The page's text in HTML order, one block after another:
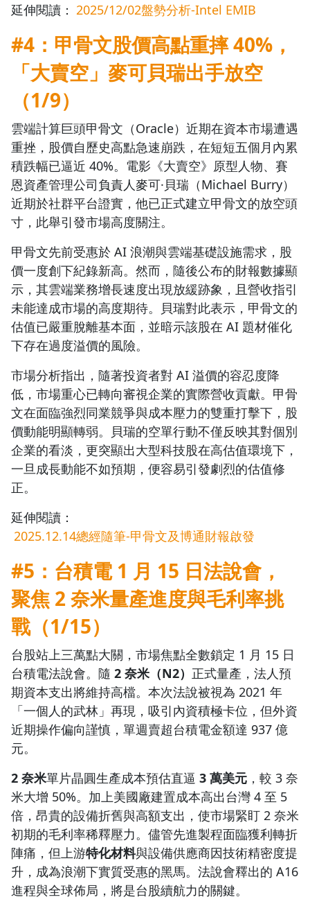
延伸閱讀： 2025/12/02盤勢分析-Intel EMIB
#4：甲骨文股價高點重摔 40%，
「大賣空」麥可貝瑞出手放空
（1/9）
雲端計算巨頭甲骨文（Oracle）近期在資本市場遭遇
重挫，股價自歷史高點急速崩跌，在短短五個月內累
積跌幅已逼近 40%。電影《大賣空》原型人物、賽
恩資產管理公司負責人麥可·貝瑞（Michael Burry）
近期於社群平台證實，他已正式建立甲骨文的放空頭
寸，此舉引發市場高度關注。
甲骨文先前受惠於 AI 浪潮與雲端基礎設施需求，股
價一度創下紀錄新高。然而，隨後公布的財報數據顯
示，其雲端業務增長速度出現放緩跡象，且營收指引
未能達成市場的高度期待。貝瑞對此表示，甲骨文的
估值已嚴重脫離基本面，並暗示該股在 AI 題材催化
下存在過度溢價的風險。
市場分析指出，隨著投資者對 AI 溢價的容忍度降
低，市場重心已轉向審視企業的實際營收貢獻。甲骨
文在面臨強烈同業競爭與成本壓力的雙重打擊下，股
價動能明顯轉弱。貝瑞的空單行動不僅反映其對個別
企業的看淡，更突顯出大型科技股在高估值環境下，
一旦成長動能不如預期，便容易引發劇烈的估值修
正。
延伸閱讀：
2025.12.14總經隨筆-甲骨文及博通財報啟發
#5：台積電 1 月 15 日法說會，
聚焦 2 奈米量產進度與毛利率挑
戰（1/15）
台股站上三萬點大關，市場焦點全數鎖定 1 月 15 日
台積電法說會。隨 2 奈米（N2） 正式量產，法人預
期資本支出將維持高檔。本次法說被視為 2021 年
「一個人的武林」再現，吸引內資積極卡位，但外資
近期操作偏向謹慎，單週賣超台積電金額達 937 億
元。
2 奈米單片晶圓生產成本預估直逼 3 萬美元 ，較 3 奈
米大增 50%。加上美國廠建置成本高出台灣 4 至 5
倍，昂貴的設備折舊與高額支出，使市場緊盯 2 奈米
初期的毛利率稀釋壓力。儘管先進製程面臨獲利轉折
陣痛，但上游特化材料與設備供應商因技術精密度提
升，成為浪潮下實質受惠的黑馬。法說會釋出的 A16
進程與全球佈局，將是台股續航力的關鍵。
去逛逛